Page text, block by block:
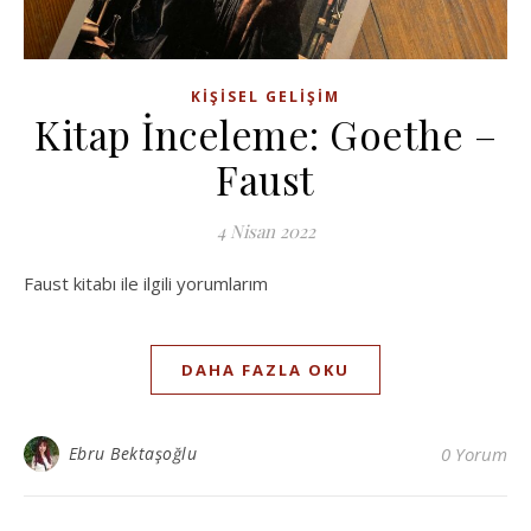
KIŞISEL GELIŞIM
Kitap İnceleme: Goethe –
Faust
4 Nisan 2022
Faust kitabı ile ilgili yorumlarım
DAHA FAZLA OKU
Ebru Bektaşoğlu 0 Yorum